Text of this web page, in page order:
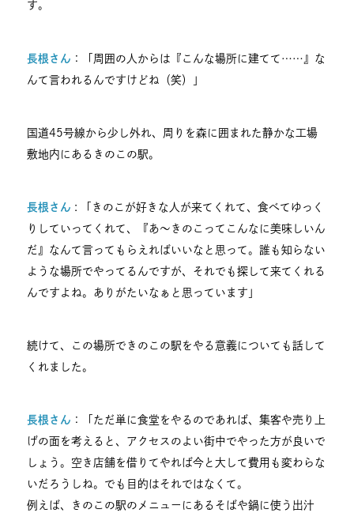
す。
長根さん ：「周囲の人からは『こんな場所に建てて……』な
んて言われるんですけどね（笑）」
国道45号線から少し外れ、周りを森に囲まれた静かな工場
敷地内にあるきのこの駅。
長根さん : 「きのこが好きな人が来てくれて、食べてゆっく
りしていってくれて、『あ～きのこってこんなに美味しいん
だ』なんて言ってもらえればいいなと思って。誰も知らない
ような場所でやってるんですが、それでも探して来てくれる
んですよね。ありがたいなぁと思っています」
続けて、この場所できのこの駅をやる意義についても話して
くれました。
長根さん ：「ただ単に食堂をやるのであれば、集客や売り上
げの面を考えると、アクセスのよい街中でやった方が良いで
しょう。空き店舗を借りてやれば今と大して費用も変わらな
いだろうしね。でも目的はそれではなくて。
例えば、きのこの駅のメニューにあるそばや鍋に使う出汁